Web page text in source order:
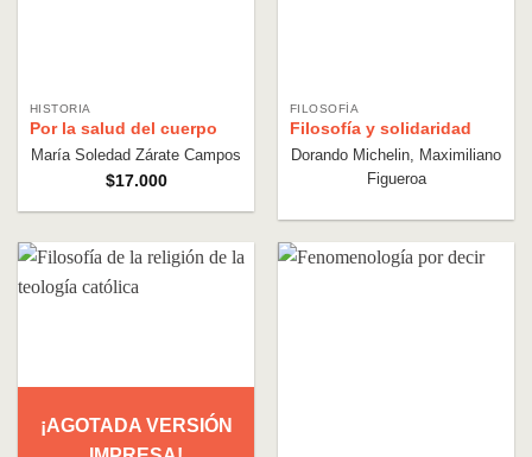
HISTORIA
Por la salud del cuerpo
María Soledad Zárate Campos
$17.000
FILOSOFÍA
Filosofía y solidaridad
Dorando Michelin, Maximiliano
Figueroa
¡AGOTADA VERSIÓN